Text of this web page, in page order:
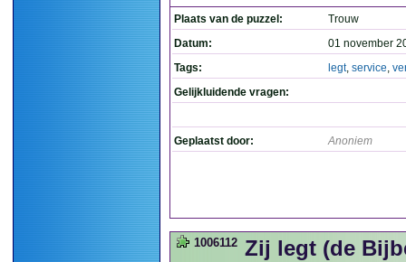
Plaats van de puzzel:
Trouw
Datum:
01 november
Tags:
legt, service,
Gelijkluidende vragen:
Geplaatst door: Anoniem
1006112 Zij legt (de